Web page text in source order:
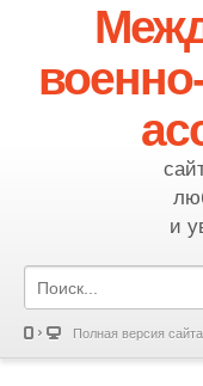
и
Полная версия сайта